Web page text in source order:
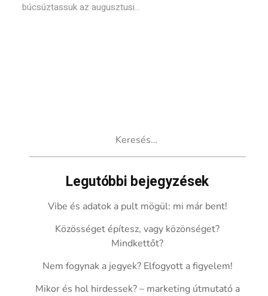
búcsúztassuk az augusztusi...
Legutóbbi bejegyzések
Vibe és adatok a pult mögül: mi már bent!
Közösséget építesz, vagy közönséget?
Mindkettőt?
Nem fogynak a jegyek? Elfogyott a figyelem!
Mikor és hol hirdessek? – marketing útmutató a